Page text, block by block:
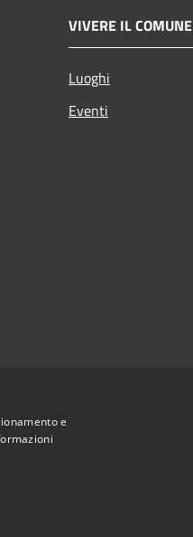
VIVERE IL COMUNE
Luoghi
Eventi
e